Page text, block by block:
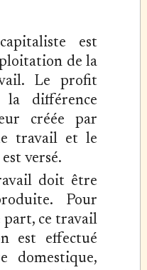
est
de la
Le profit
différence
créée par
travail et le
versé.
doit être
Pour
part, ce travail
est effectué
domestique,